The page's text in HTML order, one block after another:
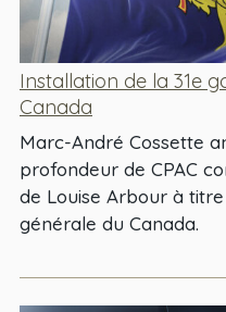
Installation de la 31e
Canada
Marc-André Cossette
profondeur de CPAC
de Louise Arbour à
générale du Canada.